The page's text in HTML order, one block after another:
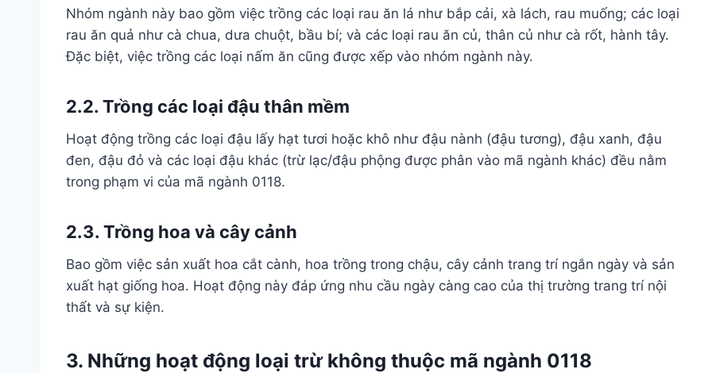
Nhóm ngành này bao gồm việc trồng các loại rau ăn lá như bắp cải, xà lách, rau muống; các loại
rau ăn quả như cà chua, dưa chuột, bầu bí; và các loại rau ăn củ, thân củ như cà rốt, hành tây.
Đặc biệt, việc trồng các loại nấm ăn cũng được xếp vào nhóm ngành này.
2.2. Trồng các loại đậu thân mềm
Hoạt động trồng các loại đậu lấy hạt tươi hoặc khô như đậu nành (đậu tương), đậu xanh, đậu
đen, đậu đỏ và các loại đậu khác (trừ lạc/đậu phộng được phân vào mã ngành khác) đều nằm
trong phạm vi của mã ngành 0118.
2.3. Trồng hoa và cây cảnh
Bao gồm việc sản xuất hoa cắt cành, hoa trồng trong chậu, cây cảnh trang trí ngắn ngày và sản
xuất hạt giống hoa. Hoạt động này đáp ứng nhu cầu ngày càng cao của thị trường trang trí nội
thất và sự kiện.
3. Những hoạt động loại trừ không thuộc mã ngành 0118